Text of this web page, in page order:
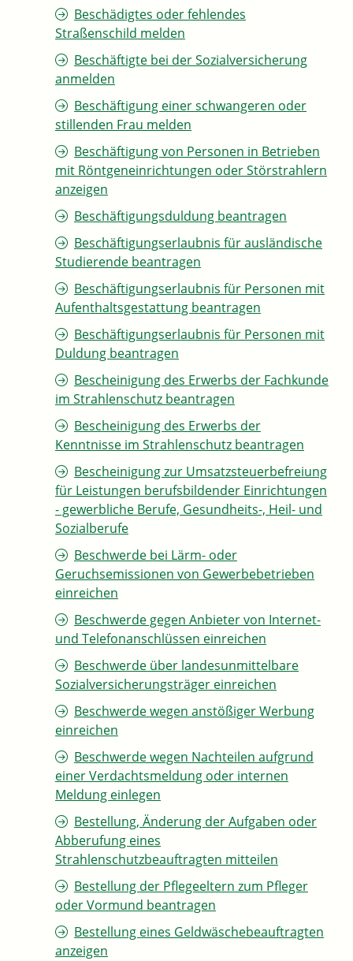
Beschädigtes oder fehlendes
Straßenschild melden
Beschäftigte bei der Sozialversicherung
anmelden
Beschäftigung einer schwangeren oder
stillenden Frau melden
Beschäftigung von Personen in Betrieben
mit Röntgeneinrichtungen oder Störstrahlern
anzeigen
Beschäftigungsduldung beantragen
Beschäftigungserlaubnis für ausländische
Studierende beantragen
Beschäftigungserlaubnis für Personen mit
Aufenthaltsgestattung beantragen
Beschäftigungserlaubnis für Personen mit
Duldung beantragen
Bescheinigung des Erwerbs der Fachkunde
im Strahlenschutz beantragen
Bescheinigung des Erwerbs der
Kenntnisse im Strahlenschutz beantragen
Bescheinigung zur Umsatzsteuerbefreiung
für Leistungen berufsbildender Einrichtungen
- gewerbliche Berufe, Gesundheits-, Heil- und
Sozialberufe
Beschwerde bei Lärm- oder
Geruchsemissionen von Gewerbebetrieben
einreichen
Beschwerde gegen Anbieter von Internet-
und Telefonanschlüssen einreichen
Beschwerde über landesunmittelbare
Sozialversicherungsträger einreichen
Beschwerde wegen anstößiger Werbung
einreichen
Beschwerde wegen Nachteilen aufgrund
einer Verdachtsmeldung oder internen
Meldung einlegen
Bestellung, Änderung der Aufgaben oder
Abberufung eines
Strahlenschutzbeauftragten mitteilen
Bestellung der Pflegeeltern zum Pfleger
oder Vormund beantragen
Bestellung eines Geldwäschebeauftragten
anzeigen